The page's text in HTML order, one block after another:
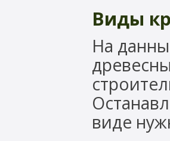
Виды
На
виде